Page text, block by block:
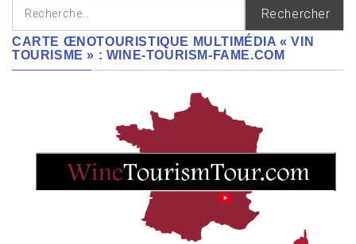
CARTE ŒNOTOURISTIQUE MULTIMÉDIA « VIN
TOURISME » : WINE-TOURISM-FAME.COM